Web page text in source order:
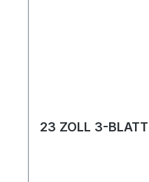
23 ZOLL 3-